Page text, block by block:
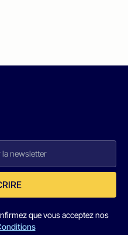
que vous acceptez nos